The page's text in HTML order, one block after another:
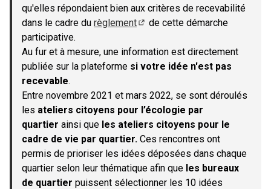
qu'elles répondaient bien aux critères de recevabilité
dans le cadre du règlement
de cette démarche
participative.
Au fur et à mesure, une information est directement
publiée sur la plateforme si votre idée n'est pas
recevable.
Entre novembre 2021 et mars 2022, se sont déroulés
les ateliers citoyens pour l’écologie par
quartier ainsi que les ateliers citoyens pour le
cadre de vie par quartier. Ces rencontres ont
permis de prioriser les idées déposées dans chaque
quartier selon leur thématique afin que les bureaux
de quartier puissent sélectionner les 10 idées